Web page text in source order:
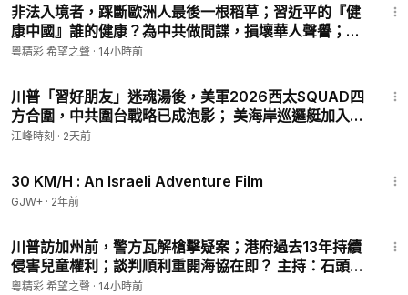
非法入境者，踩斷歐洲人最後一根稻草；習近平的『健
康中國』誰的健康？為中共做間諜，損壞華人聲譽；主
持：芬妮、嘉賓：石頭【新聞追蹤】20260805
粵精彩 希望之聲 · 14小時前
川普「習好朋友」迷魂湯後，美軍2026西太SQUAD四
方合圍，中共圍台戰略已成泡影； 美海岸巡邏艇加入南
海“對撞”中共海警船！分建軍事基地破解飽和攻擊，“暗
1245期】#中美對抗
江峰時刻 · 2天前
30 KM/H : An Israeli Adventure Film
GJW+ · 2年前
川普訪加州前，警方瓦解槍擊疑案；港府過去13年持續
侵害兒童權利；談判順利重開海協在即？ 主持：石頭
【頭頭是道】08/05/2026
粵精彩 希望之聲 · 14小時前